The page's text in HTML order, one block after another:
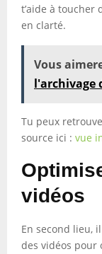
t’aide à toucher
en clarté.
Vous
l'archivage
Tu peux
source ici : vue
vidéos
En second lieu,
des vidéos pour